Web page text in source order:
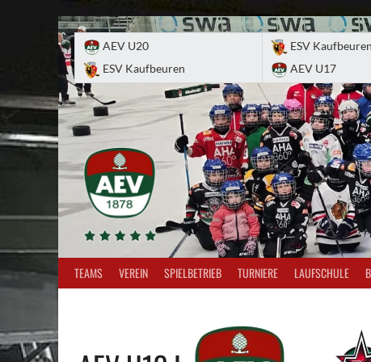
AEV U20
ESV Kaufbeuren
ESV Kaufbeuren
AEV U17
TEAMS VEREIN SPIELBETRIEB TURNIERE LAUFSCHULE